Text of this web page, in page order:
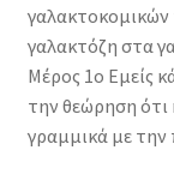
γαλακτοκομικών
γαλακτόζη στα
Μέρος 1ο Εμείς
την θεώρηση ότι
γραμμικά με